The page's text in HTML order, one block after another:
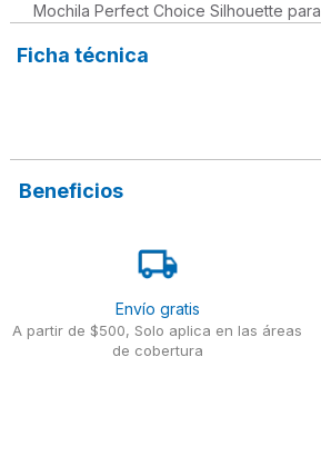
Mochila Perfect Choice Silhouette
Ficha técnica
Beneficios
Envío gratis
A partir de $500, Solo aplica en las áreas
de cobertura